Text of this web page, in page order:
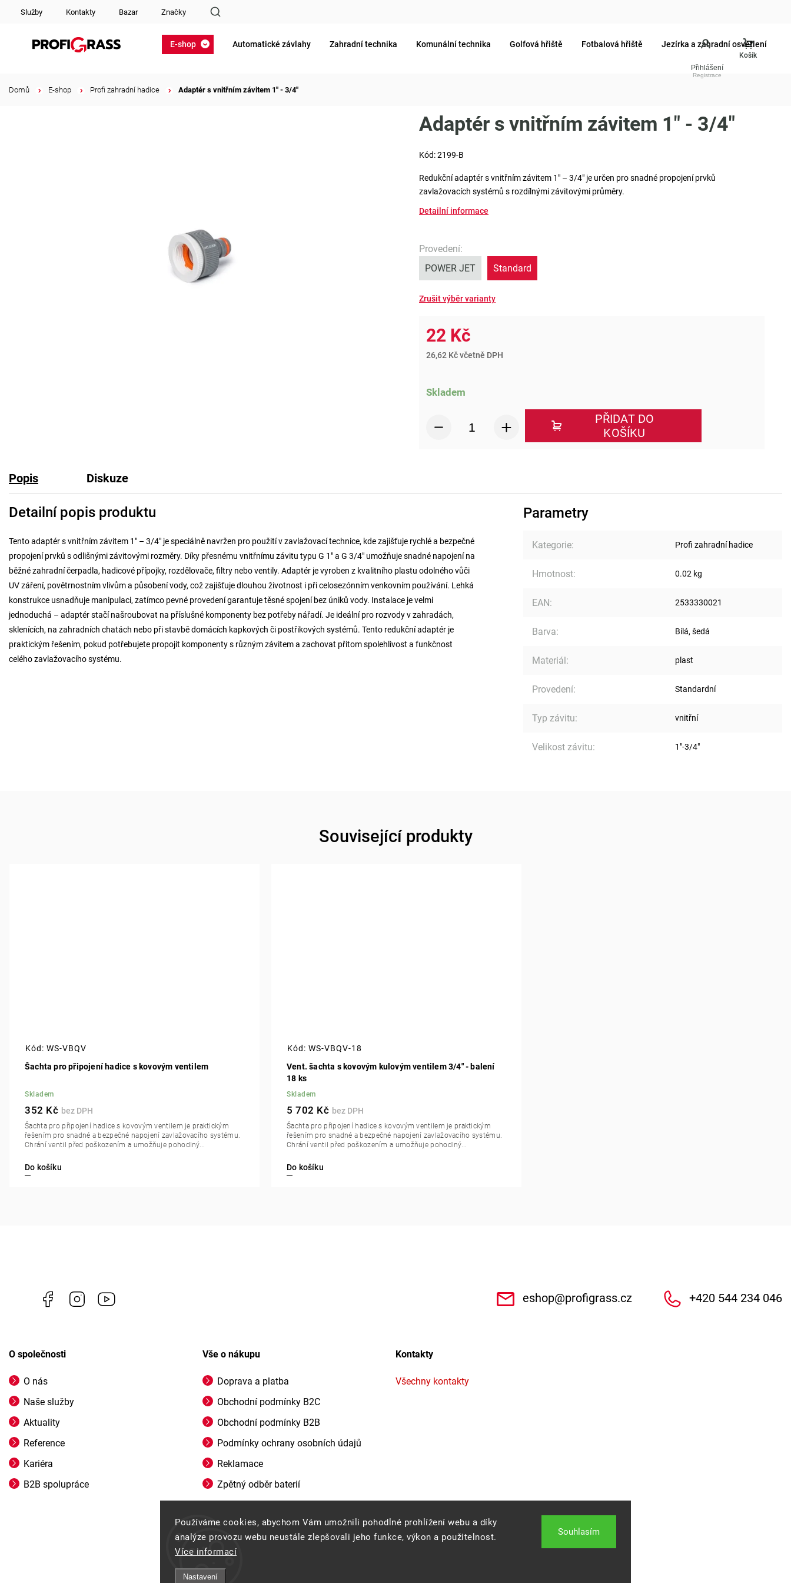
Používáme cookies, abychom Vám umožnili pohodlné prohlížení webu a díky
analýze provozu webu neustále zlepšovali jeho funkce, výkon a použitelnost.
Více informací
Nastavení
Souhlasím
Služby Kontakty Bazar Značky
Přihlášení
E-shop Automatické závlahy Zahradní technika Komunální technika Golfová hřiště Fotbalová hřiště Jezírka a zahradní osvětlení
Domů E-shop Profi zahradní hadice Adaptér s vnitřním závitem 1" - 3/4"
Adaptér s vnitřním závitem 1" - 3/4"
Kód:2199-B
Redukční adaptér s vnitřním závitem 1" – 3/4" je určen pro snadné propojení prvků
zavlažovacích systémů s rozdílnými závitovými průměry.
Detailní informace
Provedení:
POWER JET
Standard
22 Kč
26,62 Kč včetně DPH
Skladem
PŘIDAT DO
KOŠÍKU
Popis Diskuze
Detailní popis produktu
Tento adaptér s vnitřním závitem 1" – 3/4" je speciálně navržen pro použití v zavlažovací technice, kde zajišťuje rychlé a bezpečné
propojení prvků s odlišnými závitovými rozměry. Díky přesnému vnitřnímu závitu typu G 1" a G 3/4" umožňuje snadné napojení na
běžné zahradní čerpadla, hadicové přípojky, rozdělovače, filtry nebo ventily. Adaptér je vyroben z kvalitního plastu odolného vůči
UV záření, povětrnostním vlivům a působení vody, což zajišťuje dlouhou životnost i při celosezónním venkovním používání. Lehká
konstrukce usnadňuje manipulaci, zatímco pevné provedení garantuje těsné spojení bez úniků vody. Instalace je velmi
jednoduchá – adaptér stačí našroubovat na příslušné komponenty bez potřeby nářadí. Je ideální pro rozvody v zahradách,
sklenících, na zahradních chatách nebo při stavbě domácích kapkových či postřikových systémů. Tento redukční adaptér je
praktickým řešením, pokud potřebujete propojit komponenty s různým závitem a zachovat přitom spolehlivost a funkčnost
celého zavlažovacího systému.
Parametry
Kategorie: Profi zahradní hadice
Hmotnost: 0.02 kg
EAN: 2533330021
Barva: Bílá, šedá
Materiál: plast
Provedení: Standardní
Typ závitu: vnitřní
Velikost závitu: 1"-3/4"
Související produkty
Šachta pro připojení hadice s kovovým ventilem
Skladem
352 Kč
Do košíku
Šachta pro připojení hadice s kovovým ventilem je praktickým
řešením pro snadné a bezpečné napojení zavlažovacího systému.
Chrání ventil před poškozením a umožňuje pohodlný...
Kód: WS-VBQV
Vent. šachta s kovovým kulovým ventilem 3/4" - balení
18 ks
Skladem
5 702 Kč
Do košíku
Šachta pro připojení hadice s kovovým ventilem je praktickým
řešením pro snadné a bezpečné napojení zavlažovacího systému.
Chrání ventil před poškozením a umožňuje pohodlný...
Kód: WS-VBQV-18
Facebook Instagram eshop@profigrass.cz +420 544 234 046
O společnosti
O nás
Naše služby
Aktuality
Reference
Kariéra
B2B spolupráce
Vše o nákupu
Doprava a platba
Obchodní podmínky B2C
Obchodní podmínky B2B
Podmínky ochrany osobních údajů
Reklamace
Zpětný odběr baterií
Kontakty
Všechny kontakty
Copyright 2026 . Všechna práva vyhrazena.